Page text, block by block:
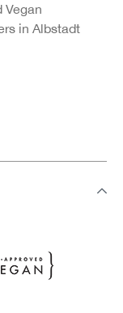
Vegan
in Albstadt